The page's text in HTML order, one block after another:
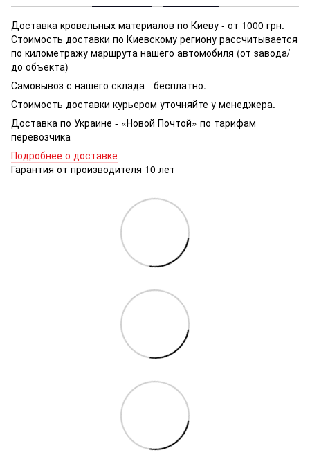
Доставка кровельных материалов по Киеву - от 1000 грн.
Стоимость доставки по Киевскому региону рассчитывается
по километражу маршрута нашего автомобиля (от завода/
до объекта)
Самовывоз с нашего склада - бесплатно.
Стоимость доставки курьером уточняйте у менеджера.
Доставка по Украине - «Новой Почтой» по тарифам
перевозчика
Подробнее о доставке
Гарантия от производителя 10 лет